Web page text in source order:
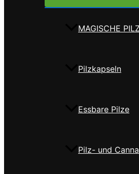
MAGISCHE
Pilzkapseln
Essbare Pilze
Pilz- und